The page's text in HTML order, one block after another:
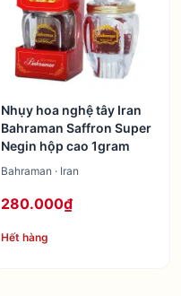
Nhụy hoa nghệ tây Iran
Bahraman Saffron Super
Negin hộp cao 1gram
Bahraman · Iran
280.000₫
Hết hàng